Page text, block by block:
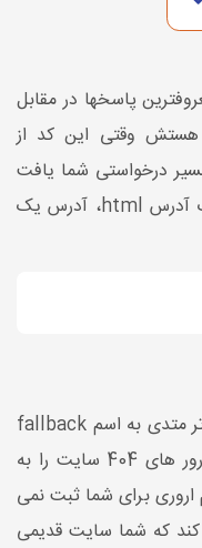
404 یکی از معروفترین پاسخها در مقابل
وقتی این کد از
درخواستی شما یافت
نشده باشد ( این درخواست میتونه یک آدرس html، آدرس یک
فریم ورک لاراول از نسخه 5.5.5 و بالاتر متدی به اسم fallback
در route معرفی کرده است که تمام ارور های 404 سایت را به
برای شما ثبت نمی
که شما سایت قدیمی